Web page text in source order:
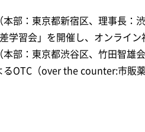
部：東京都新宿区、理事長：
学習会」を開催し、オンライ
部：東京都渋谷区、竹田智雄
OTC（over the counter:市販